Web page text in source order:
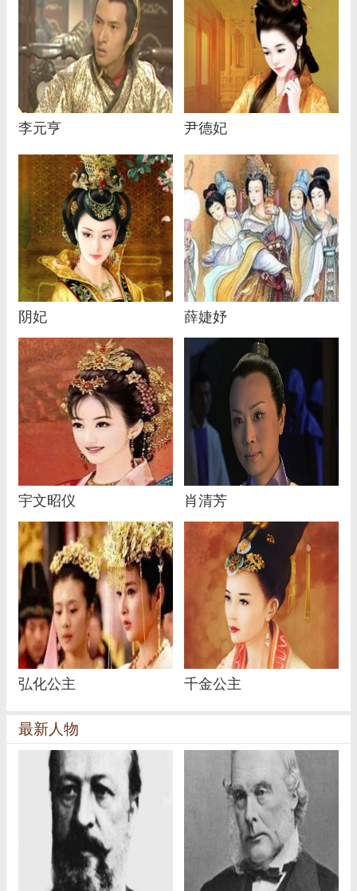
李元亨 尹德妃
阴妃 薛婕妤
宇文昭仪 肖清芳
弘化公主 千金公主
最新人物